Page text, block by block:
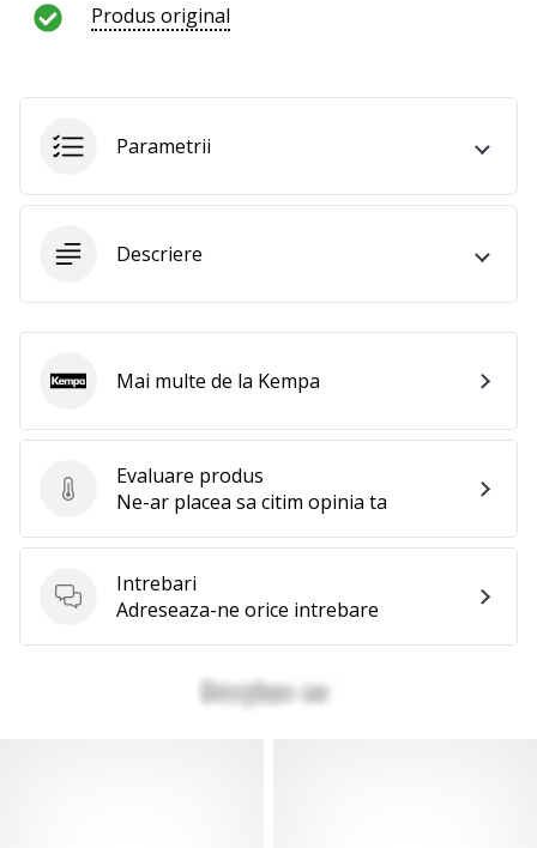
Produs original
Parametrii
Descriere
Evaluare produs
Evaluare produs
Ne-ar placea sa citim opinia ta
Intrebari
Intrebari
Adreseaza-ne orice intrebare
KempaMai multe de la Kempa